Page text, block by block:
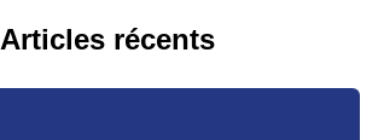
Articles récents